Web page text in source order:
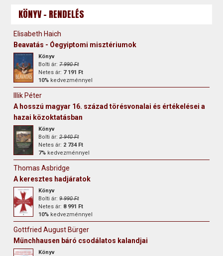
KÖNYV - RENDELÉS
Elisabeth Haich
Beavatás - Óegyiptomi misztériumok
Könyv
Bolti ár:7 990 Ft
Netes ár: 7 191 Ft
10% kedvezménnyel
Illik Péter
A hosszú magyar 16. század törésvonalai és értékelései a
hazai közoktatásban
Könyv
Bolti ár:2 940 Ft
Netes ár: 2 734 Ft
7% kedvezménnyel
Thomas Asbridge
A keresztes hadjáratok
Könyv
Bolti ár:9 990 Ft
Netes ár: 8 991 Ft
10% kedvezménnyel
Gottfried August Bürger
Münchhausen báró csodálatos kalandjai
Könyv